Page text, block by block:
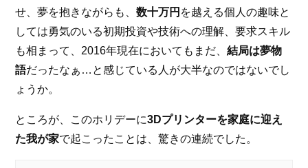
せ、夢を抱きながらも、数十万円 を越える個人の趣味と
しては勇気のいる初期投資や技術への理解、要求スキル
も相まって、2016年現在においてもまだ、結局は夢物
語だったなぁ…と感じている人が大半なのではないでし
ょうか。
ところが、このホリデーに3Dプリンターを家庭に迎え
た我が家で起こったことは、驚きの連続でした。